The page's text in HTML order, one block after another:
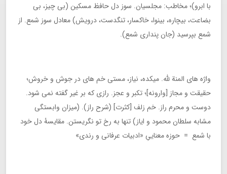
با ابرو)؛ مخاطب: مجلسیان. سوز دل حافظ مسکین (بی چیز، بی
بضاعت، بیچاره، بینوا، خاکسار، تنگدست، درویش) معادل سوز شمع. از
شمع بپرسید (جان پنداری شمع).
واژه های المنة لله. میکده، نیاز، مستی خم های در جوش و خروش؛
حقیقت و مجاز [وارونه]؛ تکبر و عجز. رازی که بر غیر گفته نمی شود.
دوست و محرم راز. خم زلف [کثرت] (شرح راز). (میزان وابستگی
مشابه سلطان محمود و ایاز) تنها به رخ تو نگریستن. مقایسۀ دل خود
با شمع = حوزه معناییِ «ادبیات عرفانی و رندی»